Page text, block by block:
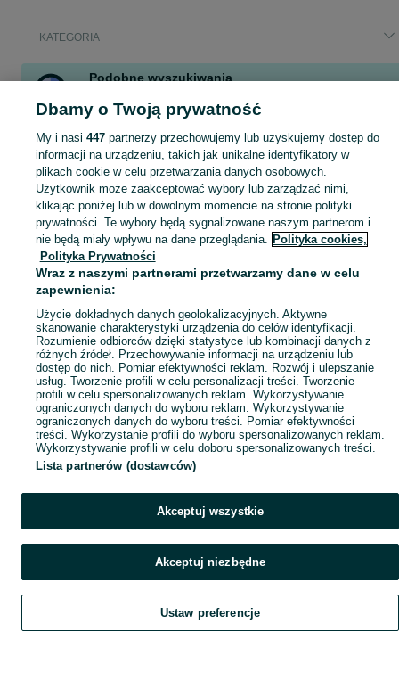
KATEGORIA
Podobne wyszukiwania
pellet paleta
pellet paleta w Dom i Ogród
Aktualne ogłoszenia w całej Polsce: pellet paleta ▶️ sprawdź oferty w kategorii Opał i kupuj taniej na OLX.pl!
Mapa kategorii
Mapa miejscowości
Mapa ministron
Popularne wyszukiwania
Szukaj Obserwujesz Dodaj Czat Konto
Dbamy o Twoją prywatność
My i nasi 447partnerzy przechowujemy lub uzyskujemy dostęp do
informacji na urządzeniu, takich jak unikalne identyfikatory w
plikach cookie w celu przetwarzania danych osobowych.
Użytkownik może zaakceptować wybory lub zarządzać nimi,
klikając poniżej lub w dowolnym momencie na stronie polityki
prywatności. Te wybory będą sygnalizowane naszym partnerom i
nie będą miały wpływu na dane przeglądania. Polityka cookies,
Polityka Prywatności
Wraz z naszymi partnerami przetwarzamy dane w celu
zapewnienia:
Użycie dokładnych danych geolokalizacyjnych. Aktywne
skanowanie charakterystyki urządzenia do celów identyfikacji.
Rozumienie odbiorców dzięki statystyce lub kombinacji danych z
różnych źródeł. Przechowywanie informacji na urządzeniu lub
dostęp do nich. Pomiar efektywności reklam. Rozwój i ulepszanie
usług. Tworzenie profili w celu personalizacji treści. Tworzenie
profili w celu spersonalizowanych reklam. Wykorzystywanie
ograniczonych danych do wyboru reklam. Wykorzystywanie
ograniczonych danych do wyboru treści. Pomiar efektywności
treści. Wykorzystanie profili do wyboru spersonalizowanych reklam.
Wykorzystywanie profili w celu doboru spersonalizowanych treści.
Lista partnerów (dostawców)
Akceptuj wszystkie
Akceptuj niezbędne
Ustaw preferencje